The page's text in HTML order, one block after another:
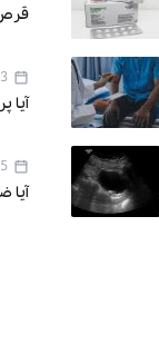
قرص
3 مرداد 1405
آیا
15
آیا